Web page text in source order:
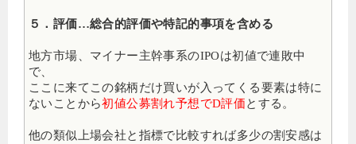
５．評価…総合的評価や特記的事項を含める
地方市場、マイナー主幹事系のIPOは初値で連敗中
で、
ここに来てこの銘柄だけ買いが入ってくる要素は特に
ないことから初値公募割れ予想でD評価とする。
他の類似上場会社と指標で比較すれば多少の割安感は